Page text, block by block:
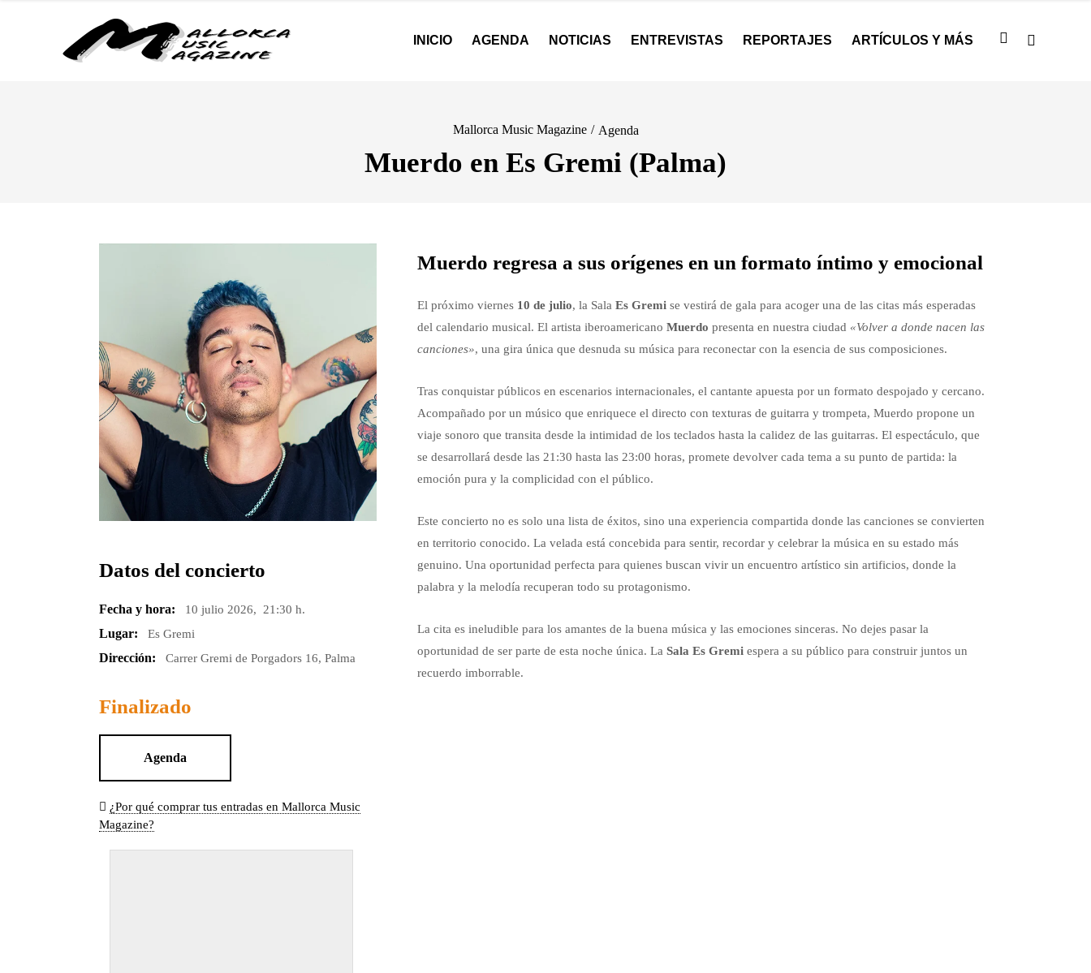
INICIO AGENDA NOTICIAS ENTREVISTAS REPORTAJES ARTÍCULOS Y MÁS
Mallorca Music Magazine / Agenda
Muerdo en Es Gremi (Palma)
Datos del concierto
Fecha y hora: 10 julio 2026, 21:30 h.
Lugar: Es Gremi
Dirección: Carrer Gremi de Porgadors 16, Palma
Finalizado
Agenda
¿Por qué comprar tus entradas en Mallorca Music
Magazine?
Muerdo regresa a sus orígenes en un formato íntimo y emocional
El próximo viernes 10 de julio, la Sala Es Gremise vestirá de gala para acoger una de las citas más esperadas
del calendario musical. El artista iberoamericano Muerdo presenta en nuestra ciudad «Volver a donde nacen las
canciones», una gira única que desnuda su música para reconectar con la esencia de sus composiciones.
Tras conquistar públicos en escenarios internacionales, el cantante apuesta por un formato despojado y cercano.
Acompañado por un músico que enriquece el directo con texturas de guitarra y trompeta, Muerdo propone un
viaje sonoro que transita desde la intimidad de los teclados hasta la calidez de las guitarras. El espectáculo, que
se desarrollará desde las 21:30 hasta las 23:00 horas, promete devolver cada tema a su punto de partida: la
emoción pura y la complicidad con el público.
Este concierto no es solo una lista de éxitos, sino una experiencia compartida donde las canciones se convierten
en territorio conocido. La velada está concebida para sentir, recordar y celebrar la música en su estado más
genuino. Una oportunidad perfecta para quienes buscan vivir un encuentro artístico sin artificios, donde la
palabra y la melodía recuperan todo su protagonismo.
La cita es ineludible para los amantes de la buena música y las emociones sinceras. No dejes pasar la
oportunidad de ser parte de esta noche única. La Sala Es Gremiespera a su público para construir juntos un
recuerdo imborrable.